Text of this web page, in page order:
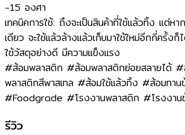
-15 องศา
เทคนิคการใช้: ถึงจะเป็นสินค้าที่ใช้แล้วทิ้ง แต่หา
เดียว จะใช้แล้วล้างแล้วเก็บมาใช้ใหม่อีกกี่ครั้งก็
ใช้วัสดุอย่างดี มีความแข็งแรง
#ส้อมพลาสติก #ส้อมพลาสติกย่อยสลายได้
พลาสติกสีพาสเทล #ส้อมใช้แล้วทิ้ง #ส้อมทาน
#Foodgrade #โรงงานพลาสติก #โรงงาน
รีวิว